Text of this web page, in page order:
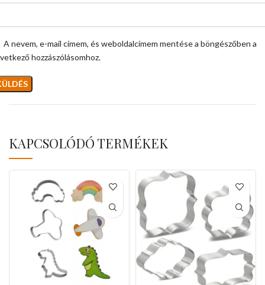
A nevem, e-mail címem, és weboldalcímem mentése a böngészőben a
hozzászólásomhoz.
KAPCSOLÓDÓ TERMÉKEK